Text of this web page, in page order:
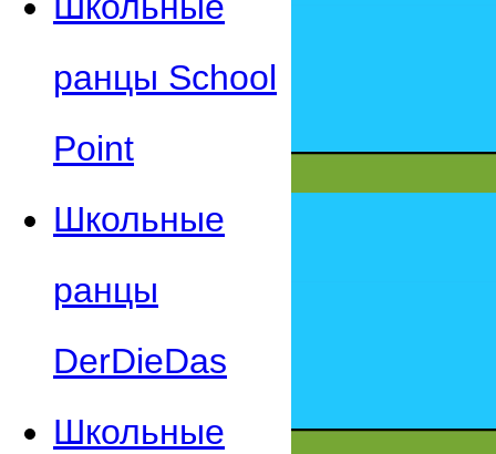
ранцы School
Point
Школьные
ранцы
DerDieDas
Школьные